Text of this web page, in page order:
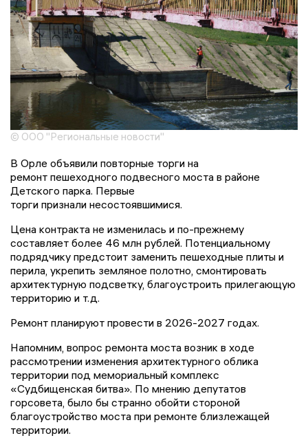
© ООО "Региональные новости"
В Орле объявили повторные торги на
ремонт пешеходного подвесного моста в районе
Детского парка. Первые
торги признали несостоявшимися.
Цена контракта не изменилась и по-прежнему
составляет более 46 млн рублей. Потенциальному
подрядчику предстоит заменить пешеходные плиты и
перила, укрепить земляное полотно, смонтировать
архитектурную подсветку, благоустроить прилегающую
территорию и т.д.
Ремонт планируют провести в 2026-2027 годах.
Напомним, вопрос ремонта моста возник в ходе
рассмотрении изменения архитектурного облика
территории под мемориальный комплекс
«Судбищенская битва». По мнению депутатов
горсовета, было бы странно обойти стороной
благоустройство моста при ремонте близлежащей
территории.